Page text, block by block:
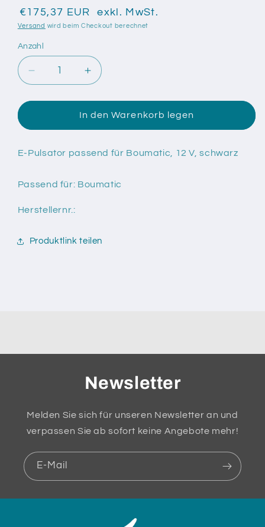
€175,37 EUR exkl. MwSt.
Versand wird beim Checkout berechnet
Anzahl
Anzahl
Verringere
die
Menge
E-
passend
Boumatic,
V,
Erhöhe
die
Menge
für
E-
passend
Boumatic,
In den Warenkorb legen
E-Pulsator passend für Boumatic, 12 V, schwarz
Passend für: Boumatic
Herstellernr.:
Produktlink teilen
Newsletter
Melden Sie sich für unseren Newsletter an und
verpassen Sie ab sofort keine Angebote mehr!
E-Mail